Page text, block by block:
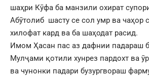
шаҳри Кӯфа ба манзили охират
Абӯтолиб шасту се сол умр ва чаҳор
хилофат кард ва ба шаҳодат расид.
Имом Ҳасан пас аз дафнии падараш
Мулҷами қотили хунрез пардохт ва
ва чунонки падари бузургвораш